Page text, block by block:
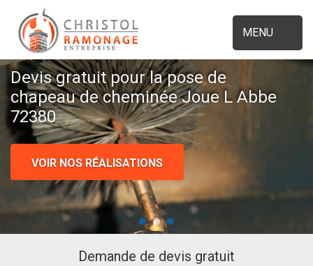
MENU
Devis gratuit pour la pose de
chapeau de cheminée Joue L Abbe
72380
VOIR NOS RÉALISATIONS
Demande de devis gratuit